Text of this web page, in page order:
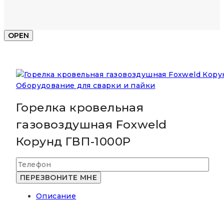
OPEN
Оборудование для сварки и пайки
Горелка кровельная
газовоздушная Foxweld
Корунд ГВП-1000Р
Описание